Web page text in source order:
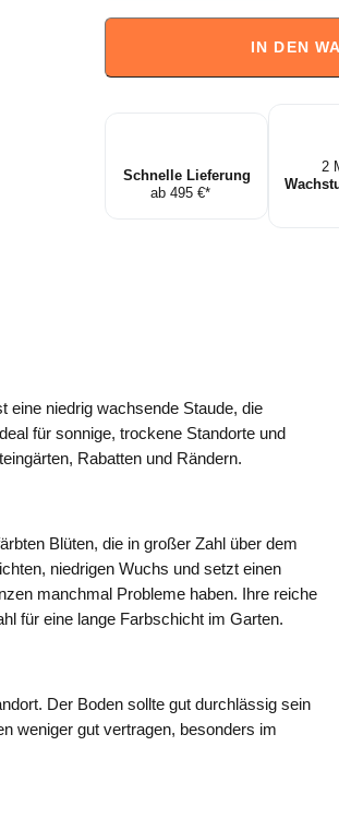
'Ben
-
IN DEN
Schnelle Lieferung
ab 495 €*
2
eine niedrig wachsende Staude, die
für sonnige, trockene Standorte und
Rabatten und Rändern.
Blüten, die in großer Zahl über dem
niedrigen Wuchs und setzt einen
manchmal Probleme haben. Ihre reiche
für eine lange Farbschicht im Garten.
Der Boden sollte gut durchlässig sein
weniger gut vertragen, besonders im